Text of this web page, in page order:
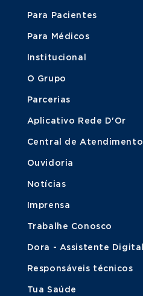
Para Pacientes
Para Médicos
Institucional
O Grupo
Parcerias
Aplicativo Rede D'Or
Central de Atendimento
Ouvidoria
Notícias
Imprensa
Trabalhe Conosco
Dora - Assistente Digital
Responsáveis técnicos
Tua Saúde